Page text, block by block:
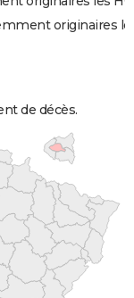
originaires
de décès.